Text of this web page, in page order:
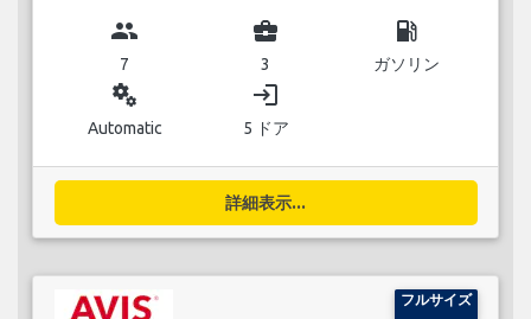
group
7
business_center
3
local_gas_station
ガソリン
miscellaneous_services
Automatic
login
5 ドア
詳細表示...
フルサイズ